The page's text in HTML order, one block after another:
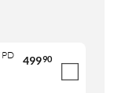
49990